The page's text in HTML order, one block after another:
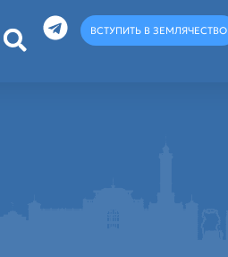
ВСТУПИТЬ В ЗЕМЛЯЧЕСТВО